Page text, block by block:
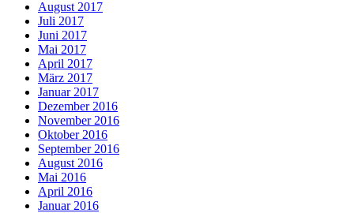
August 2017
Juli 2017
Juni 2017
Mai 2017
April 2017
März 2017
Januar 2017
Dezember 2016
November 2016
Oktober 2016
September 2016
August 2016
Mai 2016
April 2016
Januar 2016